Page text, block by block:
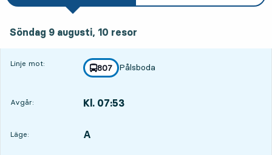
Söndag 9 augusti, 10 resor
Linje mot: linje
807
mot
Pålsboda
,
Avgår: Kl. 07:53
Läge:
LÄGE, A
,